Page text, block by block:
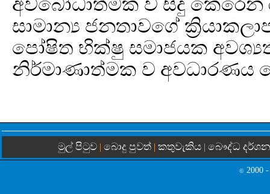
සාමාන්‍ය ජනතාවගේ
පෝෂිත භික්ෂු සමාජයක
නිර්මාණාත්මක ව අවධාරණය
මුල් පිටුව | බොදු පුවත්| කතුවැකිය| බෞද්ධ
© 2000